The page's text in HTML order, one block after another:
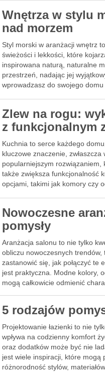
Wnętrza w stylu
nad morzem
Styl morski w aranżacji wnętrz
świeżości i lekkości, które
inspirowana naturą, naturalne
przestrzeń, nadając jej
wprowadzasz do swojego
Zlew na rogu:
z funkcjonalnym
Kuchnia to serce każdego
kluczowe znaczenie,
popularniejszym
także zwiększa funkcjonalność
opcjami, takimi jak komory czy
Nowoczesne
pomysły
Aranżacja salonu to nie tylko
obliczu nowoczesnych
zastanowić się, jak połączyć te
jest praktyczna. Modne kolory,
mogą całkowicie odmienić
5 rodzajów
Projektowanie łazienki to nie
wpływa na codzienny komfort
oraz dodatków może być nie
jest wiele inspiracji, które mogą
różnorodność stylów,